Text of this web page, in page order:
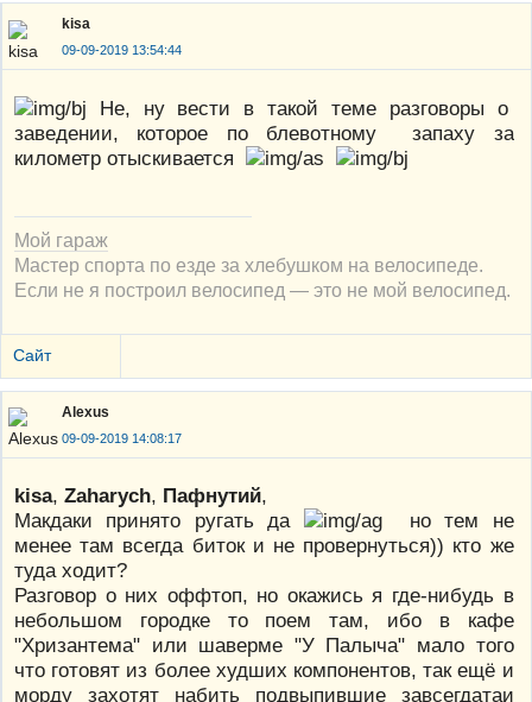
kisa
09-09-2019 13:54:44
Не, ну вести в такой теме разговоры о
заведении, которое по блевотному запаху за
километр отыскивается
Мой гараж
Мастер спорта по езде за хлебушком на велосипеде.
Если не я построил велосипед — это не мой велосипед.
Сайт
Alexus
09-09-2019 14:08:17
kisa, Zaharych, Пафнутий,
Макдаки принято ругать да
но тем не
менее там всегда биток и не провернуться)) кто же
туда ходит?
Разговор о них оффтоп, но окажись я где-нибудь в
небольшом городке то поем там, ибо в кафе
"Хризантема" или шаверме "У Палыча" мало того
что готовят из более худших компонентов, так ещё и
морду захотят набить подвыпившие завсегдатаи